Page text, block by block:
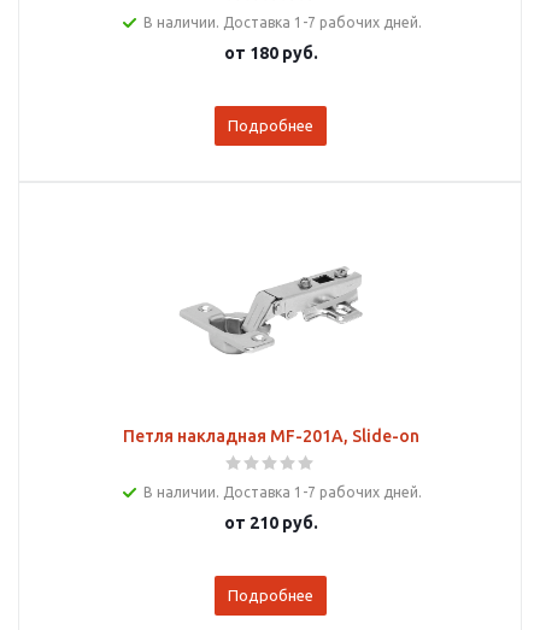
В наличии. Доставка 1-7 рабочих дней.
от 180 руб.
Подробнее
Петля накладная MF-201А, Slide-on
В наличии. Доставка 1-7 рабочих дней.
от 210 руб.
Подробнее